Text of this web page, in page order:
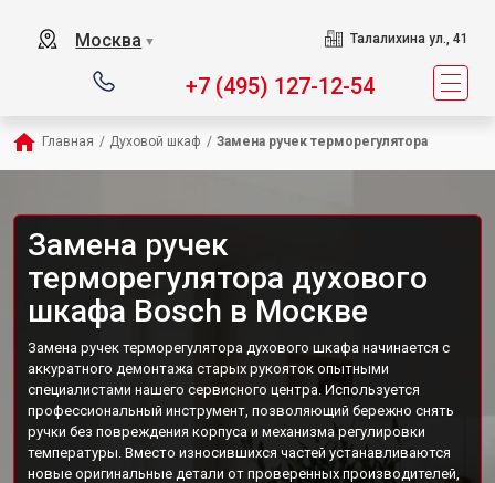
Москва ▼ Талалихина ул., 41
+7 (495) 127-12-54
Главная / Духовой шкаф / Замена ручек терморегулятора
Замена ручек
терморегулятора духового
шкафа Bosch в Москве
Замена ручек терморегулятора духового шкафа начинается с
аккуратного демонтажа старых рукояток опытными
специалистами нашего сервисного центра. Используется
профессиональный инструмент, позволяющий бережно снять
ручки без повреждения корпуса и механизма регулировки
температуры. Вместо износившихся частей устанавливаются
новые оригинальные детали от проверенных производителей,